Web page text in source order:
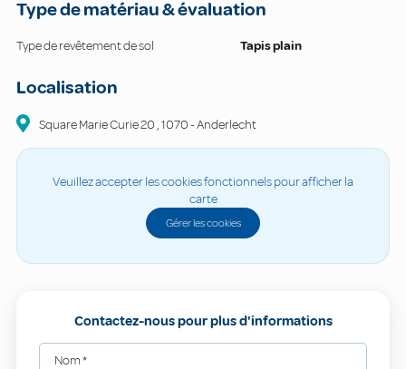
Type de matériau & évaluation
Type de revêtement de sol Tapis plain
Localisation
Square Marie Curie20 ,1070-Anderlecht
Veuillez accepter les cookies fonctionnels pour afficher la
carte
Gérer les cookies
Contactez-nous pour plus d'informations
Nom*